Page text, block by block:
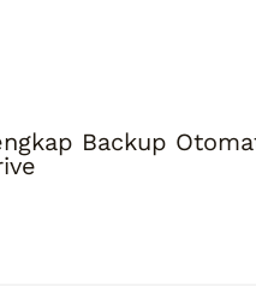
Backup